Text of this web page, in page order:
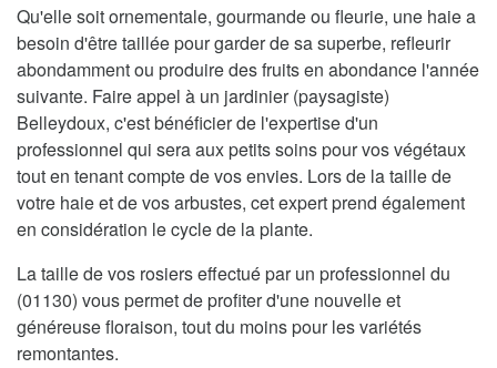
Qu'elle soit ornementale, gourmande ou fleurie, une haie a
besoin d'être taillée pour garder de sa superbe, refleurir
abondamment ou produire des fruits en abondance l'année
suivante. Faire appel à un jardinier (paysagiste)
Belleydoux, c'est bénéficier de l'expertise d'un
professionnel qui sera aux petits soins pour vos végétaux
tout en tenant compte de vos envies. Lors de la taille de
votre haie et de vos arbustes, cet expert prend également
en considération le cycle de la plante.
La taille de vos rosiers effectué par un professionnel du
(01130) vous permet de profiter d'une nouvelle et
généreuse floraison, tout du moins pour les variétés
remontantes.